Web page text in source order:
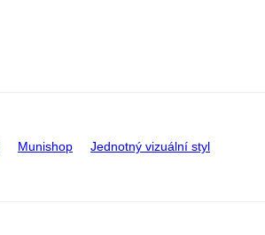
Munishop Jednotný vizuální styl